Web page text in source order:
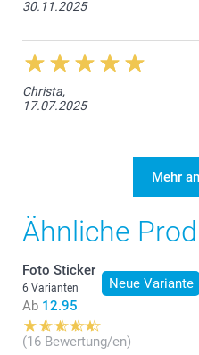
30.11.2025
Christa,
17.07.2025
Mehr
Ähnliche
Neue Variante
Foto Sticker
6 Varianten
Ab 12.95
(16 Bewertung/en)